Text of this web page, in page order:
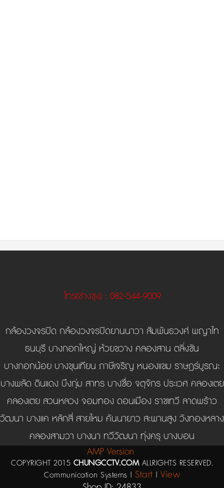
โทร(ช่างชุง): 082-544-9009
กล้องวงจรปิด กล้องวงจรปิดยานนาวา สัมพันธวงศ์ พญาไท
ธนบุรี บางกอกใหญ่ ห้วยขวาง คลองสาน ตลิ่งชัน
บางกอกน้อย บางขุนเทียน ภาษีเจริญ หนองแขม ราษฎร์บูรณะ
บางพลัด ดินแดง บึงกุ่ม สาทร บางซื่อ จตุจักร ประเวศ คลองเตย
คลองเตย สวนหลวง จอมทอง ดอนเมือง ราชเทวี ลาดพร้าว
วัฒนา บางแค หลักสี่ สายไหม คันนายาว สะพานสูง วังทองหลาง
คลองสามวา บางนา ทวีวัฒนา ทุ่งครุ บางบอน
AMP Version
COPYRIGHT 2015 CHUNGCCTV.COM ALLRIGHTS RESERVED.
Communication Systems | Start | View